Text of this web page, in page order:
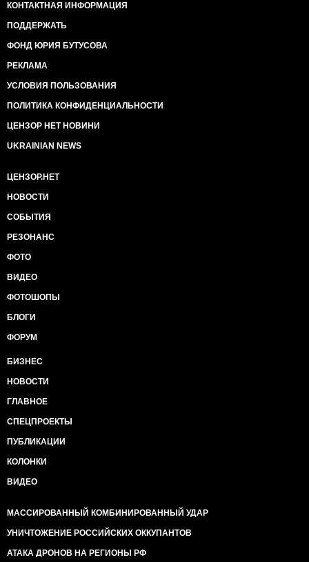
КОНТАКТНАЯ ИНФОРМАЦИЯ
ПОДДЕРЖАТЬ
ФОНД ЮРИЯ БУТУСОВА
РЕКЛАМА
УСЛОВИЯ ПОЛЬЗОВАНИЯ
ПОЛИТИКА КОНФИДЕНЦИАЛЬНОСТИ
ЦЕНЗОР НЕТ НОВИНИ
UKRAINIAN NEWS
ЦЕНЗОР.НЕТ
НОВОСТИ
СОБЫТИЯ
РЕЗОНАНС
ФОТО
ВИДЕО
ФОТОШОПЫ
БЛОГИ
ФОРУМ
БИЗНЕС
НОВОСТИ
ГЛАВНОЕ
СПЕЦПРОЕКТЫ
ПУБЛИКАЦИИ
КОЛОНКИ
ВИДЕО
МАССИРОВАННЫЙ КОМБИНИРОВАННЫЙ УДАР
УНИЧТОЖЕНИЕ РОССИЙСКИХ ОККУПАНТОВ
АТАКА ДРОНОВ НА РЕГИОНЫ РФ